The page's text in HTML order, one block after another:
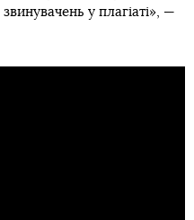
у плагіаті», —